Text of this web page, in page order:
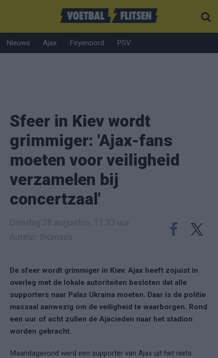
Nieuws Ajax Feyenoord PSV
Sfeer in Kiev wordt
grimmiger: 'Ajax-fans
moeten voor veiligheid
verzamelen bij
concertzaal'
De sfeer wordt grimmiger in Kiev. Ajax heeft zojuist in
overleg met de lokale autoriteiten besloten dat alle
supporters naar Palas Ukraina moeten. Daar is de politie
massaal aanwezig om de veiligheid te waarborgen. Rond
een uur of acht zullen de Ajacieden naar het stadion
worden gebracht.
Maandagavond werd een supporter van Ajax uit het niets